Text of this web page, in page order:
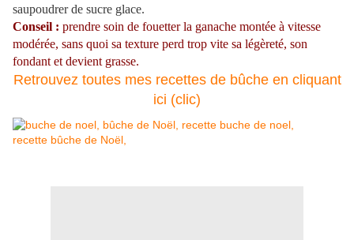
saupoudrer de sucre glace.
Conseil : prendre soin de fouetter la ganache montée à vitesse
modérée, sans quoi sa texture perd trop vite sa légèreté, son
fondant et devient grasse.
Retrouvez toutes mes recettes de bûche en cliquant
ici (clic)